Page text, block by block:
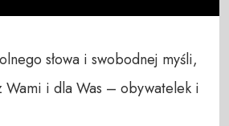
słowa i swobodnej myśli,
i dla Was – obywatelek i